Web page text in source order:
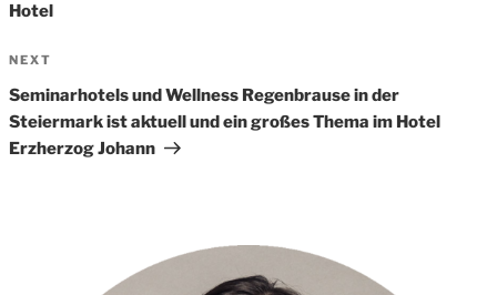
Hotel
Next
Post
NEXT
Seminarhotels und Wellness Regenbrause in der
Steiermark ist aktuell und ein großes Thema im Hotel
Erzherzog Johann